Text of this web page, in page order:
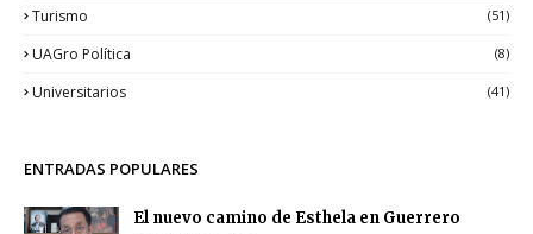
Turismo (51)
UAGro Política (8)
Universitarios (41)
ENTRADAS POPULARES
El nuevo camino de Esthela en Guerrero